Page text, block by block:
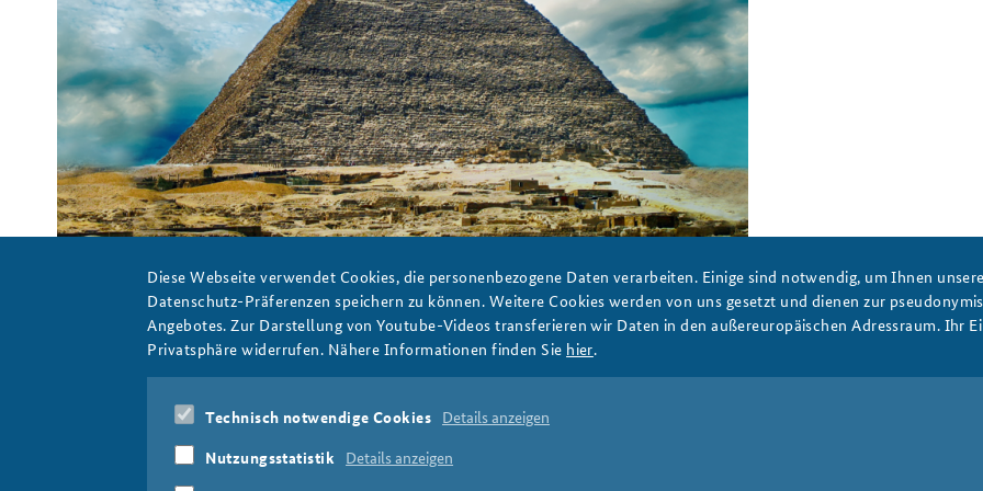
Pixabay / Pete Linforth
pyramide_teaser_808x486.png
Diese Webseite verwendet Cookies, die personenbezogene Daten verarbeiten. Einige sind notwendig, um Ihnen
Datenschutz-Präferenzen speichern zu können. Weitere Cookies werden von uns gesetzt und dienen zur
Angebotes. Zur Darstellung von Youtube-Videos transferieren wir Daten in den außereuropäischen Adressraum. Ihr
Privatsphäre widerrufen. Nähere Informationen finden Sie hier.
Technisch notwendige Cookies Details anzeigen
Nutzungsstatistik Details anzeigen